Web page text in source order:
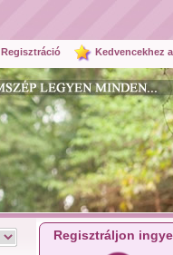
Kedvencekhez
Regisztráció
Regisztráljon